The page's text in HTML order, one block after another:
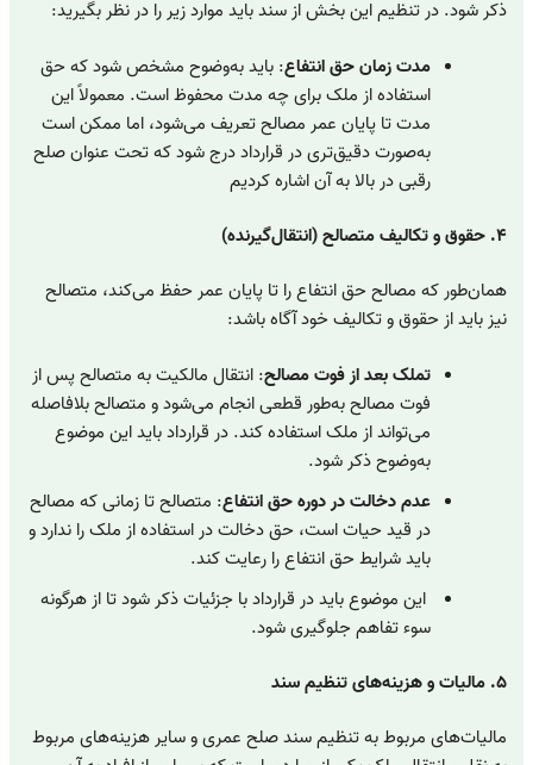
ذکر شود. در تنظیم این بخش از سند باید موارد زیر را در نظر بگیرید:
مدت زمان حق انتفاع: باید به‌وضوح مشخص شود که حق
استفاده از ملک برای چه مدت محفوظ است. معمولاً این
مدت تا پایان عمر مصالح تعریف می‌شود، اما ممکن است
به‌صورت دقیق‌تری در قرارداد درج شود که تحت عنوان صلح
رقبی در بالا به آن اشاره کردیم
۴. حقوق و تکالیف متصالح (انتقال‌گیرنده)
همان‌طور که مصالح حق انتفاع را تا پایان عمر حفظ می‌کند، متصالح
نیز باید از حقوق و تکالیف خود آگاه باشد:
تملک بعد از فوت مصالح: انتقال مالکیت به متصالح پس از
فوت مصالح به‌طور قطعی انجام می‌شود و متصالح بلافاصله
می‌تواند از ملک استفاده کند. در قرارداد باید این موضوع
به‌وضوح ذکر شود.
عدم دخالت در دوره حق انتفاع: متصالح تا زمانی که مصالح
در قید حیات است، حق دخالت در استفاده از ملک را ندارد و
باید شرایط حق انتفاع را رعایت کند.
این موضوع باید در قرارداد با جزئیات ذکر شود تا از هرگونه
سوء تفاهم جلوگیری شود.
۵. مالیات و هزینه‌های تنظیم سند
مالیات‌های مربوط به تنظیم سند صلح عمری و سایر هزینه‌های مربوط